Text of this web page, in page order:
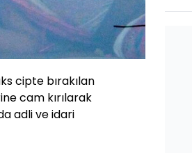
cipte bırakılan
cam kırılarak
adli ve idari